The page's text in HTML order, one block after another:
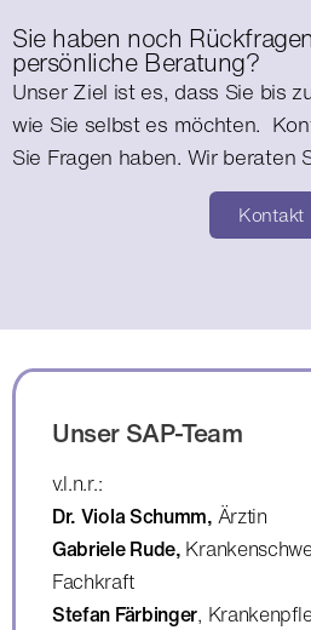
Sie haben noch
persönliche Beratung?
Unser Ziel ist es, dass Sie bis
wie Sie selbst es möchten.​
Sie Fragen haben. Wir beraten
Kontakt
Unser SAP-Team
v.l.n.r.:
Dr. Viola Schumm, Ärztin
Gabriele Rude,
Fachkraft
Stefan Färbinger,